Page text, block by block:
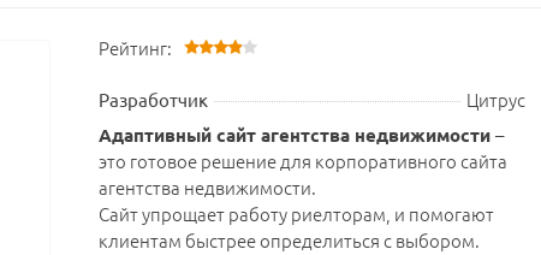
Рейтинг:
Разработчик Цитрус
Адаптивный сайт агентства недвижимости –
это готовое решение для корпоративного сайта
агентства недвижимости.
Сайт упрощает работу риелторам, и помогают
клиентам быстрее определиться с выбором.